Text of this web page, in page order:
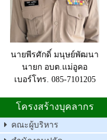
นายพีรศักดิ์ มนุษย์พัฒนา
นายก อบต.แม่อูคอ
เบอร์โทร. 085-7101205
โครงสร้างบุคลากร
คณะผู้บริหาร